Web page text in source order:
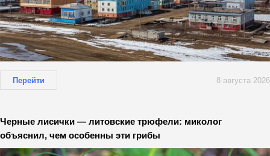
Перейти 8 августа 2026
Черные лисички — литовские трюфели: миколог
объяснил, чем особенны эти грибы